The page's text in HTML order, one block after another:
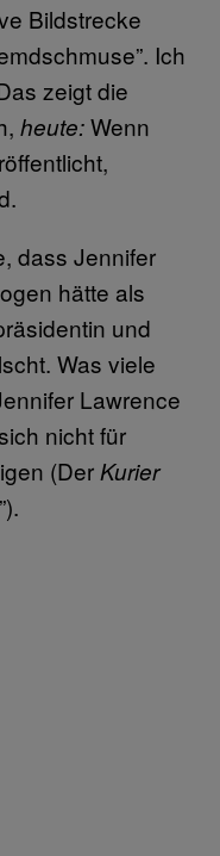
Bildstrecke
Ich
zeigt die
heute:Wenn
dass Jennifer
hätte als
und
Was viele
Lawrence
nicht für
(Der Kurier